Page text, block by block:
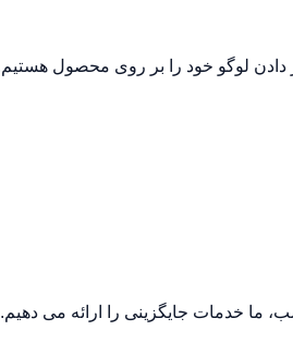
ما خدمات جایگزینی را ارائه می دهیم.